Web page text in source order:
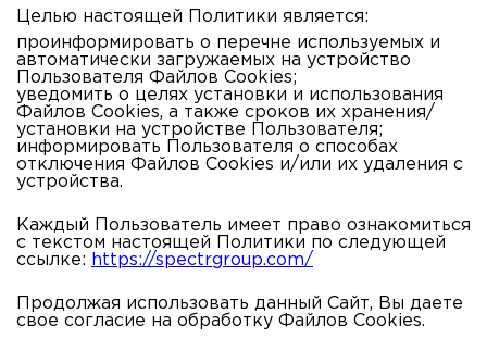
Целью настоящей Политики является:
проинформировать о перечне используемых и
автоматически загружаемых на устройство
Пользователя Файлов Cookies;
уведомить о целях установки и использования
Файлов Cookies, а также сроков их хранения/
установки на устройстве Пользователя;
информировать Пользователя о способах
отключения Файлов Cookies и/или их удаления с
устройства.
Каждый Пользователь имеет право ознакомиться
с текстом настоящей Политики по следующей
ссылке: https://spectrgroup.com/
Продолжая использовать данный Сайт, Вы даете
свое согласие на обработку Файлов Cookies.